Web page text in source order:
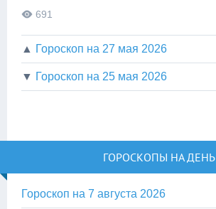
691
▲ Гороскоп на 27 мая 2026
▼ Гороскоп на 25 мая 2026
ГОРОСКОПЫ НА ДЕНЬ
Гороскоп на 7 августа 2026